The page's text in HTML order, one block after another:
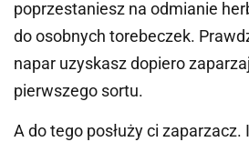
poprzestaniesz na odmianie
do osobnych torebeczek.
napar uzyskasz dopiero
pierwszego sortu.
A do tego posłuży ci